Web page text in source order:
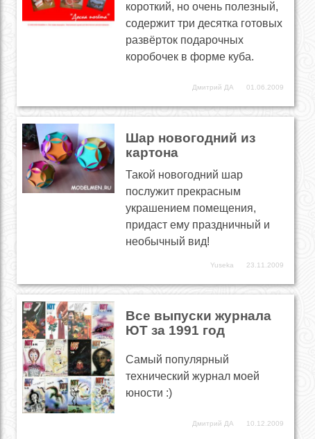
короткий, но очень полезный,
содержит три десятка готовых
развёрток подарочных
коробочек в форме куба.
Дмитрий ДА 01.06.2009
Шар новогодний из
картона
Такой новогодний шар
послужит прекрасным
украшением помещения,
придаст ему праздничный и
необычный вид!
Yuseka 23.11.2009
Все выпуски журнала
ЮТ за 1991 год
Самый популярный
технический журнал моей
юности :)
Дмитрий ДА 10.12.2009